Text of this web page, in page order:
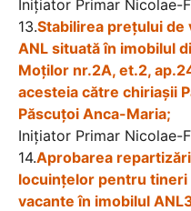
Iniţiator Primar Nicolae-
13.Stabilirea preţului
ANL situată în imobilul
Moţilor nr.2A, et.2,
acesteia către chiriașii
Păscuțoi Anca-Maria;
Iniţiator Primar Nicolae-
14.Aprobarea
locuințelor pentru
vacante în imobilul